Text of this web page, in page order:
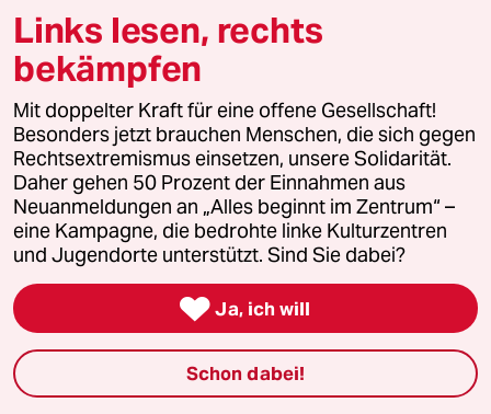
Immer nur geht es darum wie man an Geld und
Eigentum anderer herankommt.
Natürlich immer unterfüttert mit scheinbar
moralischen Gründen warum es gerechtfertigt
ist sich mit Hilfe immer höherer Steuern,
Abgaben und Enteignung bedienen zu können.
Worüber aber nie gesprochen wird ist die
moralische Verpflichtung mit diesen Mitteln
sparsam, transparent und sorgfältig
umzugehen.
Das Geld versickert ohne das der
Gemeinschaft davon ein Vorteil entstanden
wäre. Aber statt diese Missstände
aufzuarbeiten und zu beheben schielt man
nach einem noch größeren Teil vom Eigentum
anderer und beschäftigt sich lieber damit wie
Links lesen, rechts
bekämpfen
Mit doppelter Kraft für eine offene Gesellschaft!
Besonders jetzt brauchen Menschen, die sich gegen
Rechtsextremismus einsetzen, unsere Solidarität.
Daher gehen 50 Prozent der Einnahmen aus
Neuanmeldungen an „Alles beginnt im Zentrum“ –
eine Kampagne, die bedrohte linke Kulturzentren
und Jugendorte unterstützt. Sind Sie dabei?
 Ja, ich will
Schon dabei!